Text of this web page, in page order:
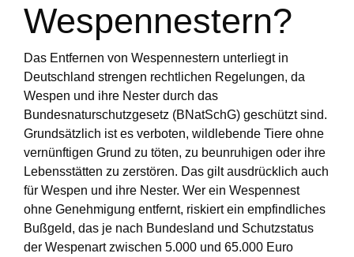
Wespennestern?
Das Entfernen von Wespennestern unterliegt in
Deutschland strengen rechtlichen Regelungen, da
Wespen und ihre Nester durch das
Bundesnaturschutzgesetz (BNatSchG) geschützt sind.
Grundsätzlich ist es verboten, wildlebende Tiere ohne
vernünftigen Grund zu töten, zu beunruhigen oder ihre
Lebensstätten zu zerstören. Das gilt ausdrücklich auch
für Wespen und ihre Nester. Wer ein Wespennest
ohne Genehmigung entfernt, riskiert ein empfindliches
Bußgeld, das je nach Bundesland und Schutzstatus
der Wespenart zwischen 5.000 und 65.000 Euro